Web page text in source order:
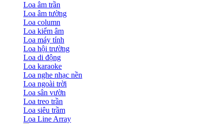
Loa âm trần
Loa âm tường
Loa column
Loa kiểm âm
Loa máy tính
Loa hội trường
Loa di động
Loa karaoke
Loa nghe nhạc nền
Loa ngoài trời
Loa sân vườn
Loa treo trần
Loa siêu trầm
Loa Line Array